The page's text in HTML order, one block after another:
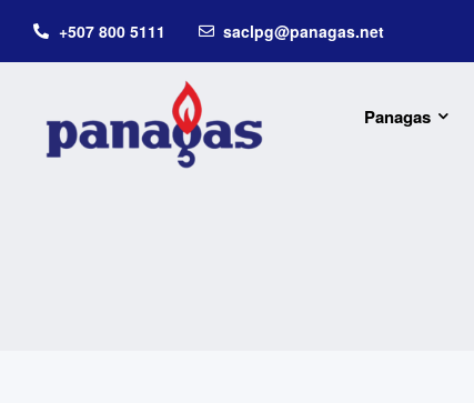
+507 800 5111 saclpg@panagas.net
Panagas